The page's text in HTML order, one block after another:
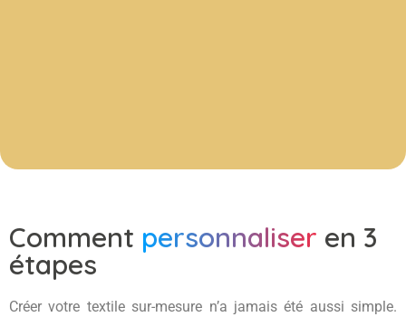
Comment personnaliser en 3
étapes
Créer votre textile sur-mesure n’a jamais été aussi simple.